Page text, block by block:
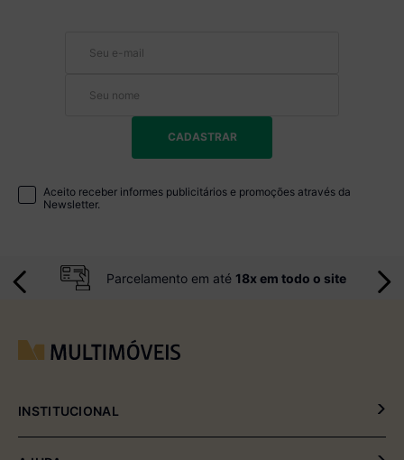
CADASTRAR
Aceito receber informes publicitários e promoções através da
Newsletter.
Parcelamento em até 18x em todo o site
INSTITUCIONAL